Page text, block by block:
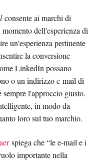
consente ai marchi di
dell'esperienza di
un'esperienza pertinente
la conversione
LinkedIn possano
o un indirizzo e-mail di
sempre l'approccio giusto.
in modo da
loro sul tuo marchio.
spiega che “le e-mail e i
importante nella